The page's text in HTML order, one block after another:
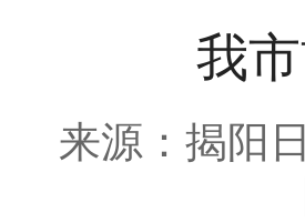
我
来源：揭阳